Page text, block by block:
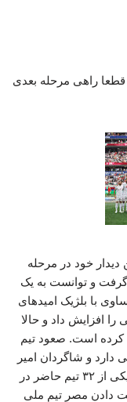
راهی مرحله بعدی
خود در مرحله
بلژیک قرار گرفت و توانست به یک
با بلژیک امیدهای
افزایش داد و حالا
کرده است. صعود تیم
دارد و شاگردان امیر
قلعه‌نویی امیدوارند در پایان مرحله گروهی یکی از ۳۲ تیم حاضر در
دادن مصر تیم ملی